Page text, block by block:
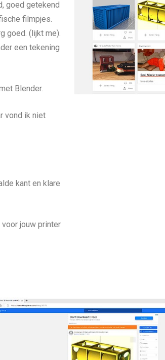
goed getekend
filmpjes.
goed. (lijkt me).
een tekening
Blender.
vond ik niet
kant en klare
jouw printer